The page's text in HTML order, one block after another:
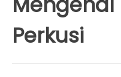
Perkusi